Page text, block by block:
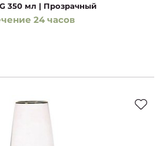
350 мл | Прозрачный
24 часов